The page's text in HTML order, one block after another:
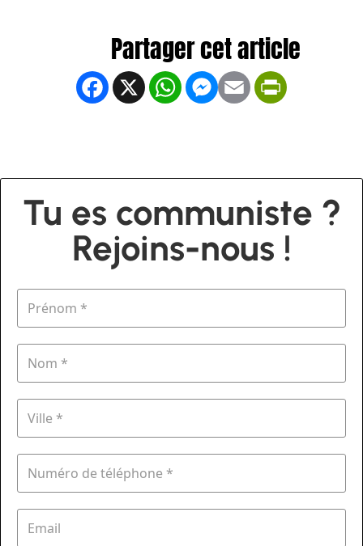
Facebook
X WhatsApp
Messenger
Email
Tu es communiste ?
Rejoins-nous !